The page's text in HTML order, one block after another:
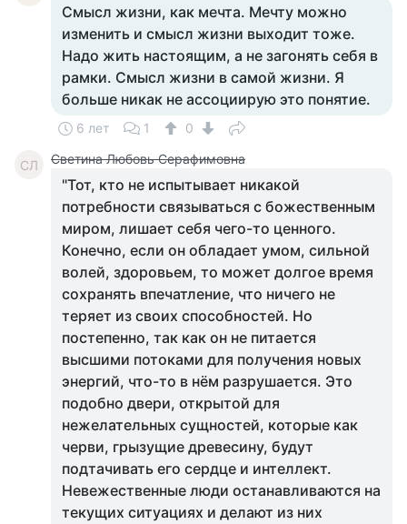
Смысл жизни, как мечта. Мечту можно
изменить и смысл жизни выходит тоже.
Надо жить настоящим, а не загонять себя в
рамки. Смысл жизни в самой жизни. Я
больше никак не ассоциирую это понятие.
6 лет 1 0
СЛ Светина Любовь Серафимовна
"Тот, кто не испытывает никакой
потребности связываться с божественным
миром, лишает себя чего-то ценного.
Конечно, если он обладает умом, сильной
волей, здоровьем, то может долгое время
сохранять впечатление, что ничего не
теряет из своих способностей. Но
постепенно, так как он не питается
высшими потоками для получения новых
энергий, что-то в нём разрушается. Это
подобно двери, открытой для
нежелательных сущностей, которые как
черви, грызущие древесину, будут
подтачивать его сердце и интеллект.
Невежественные люди останавливаются на
текущих ситуациях и делают из них